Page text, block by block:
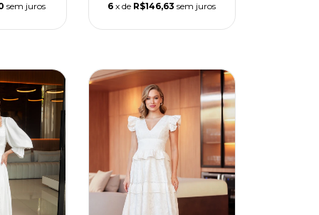
sem juros 6 x de R$146,63 sem juros